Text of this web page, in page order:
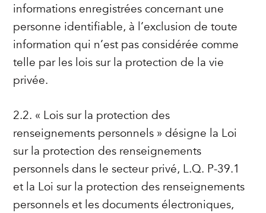
informations enregistrées concernant une
personne identifiable, à l’exclusion de toute
information qui n’est pas considérée comme
telle par les lois sur la protection de la vie
privée.
2.2. « Lois sur la protection des
renseignements personnels » désigne la Loi
sur la protection des renseignements
personnels dans le secteur privé, L.Q. P-39.1
et la Loi sur la protection des renseignements
personnels et les documents électroniques,